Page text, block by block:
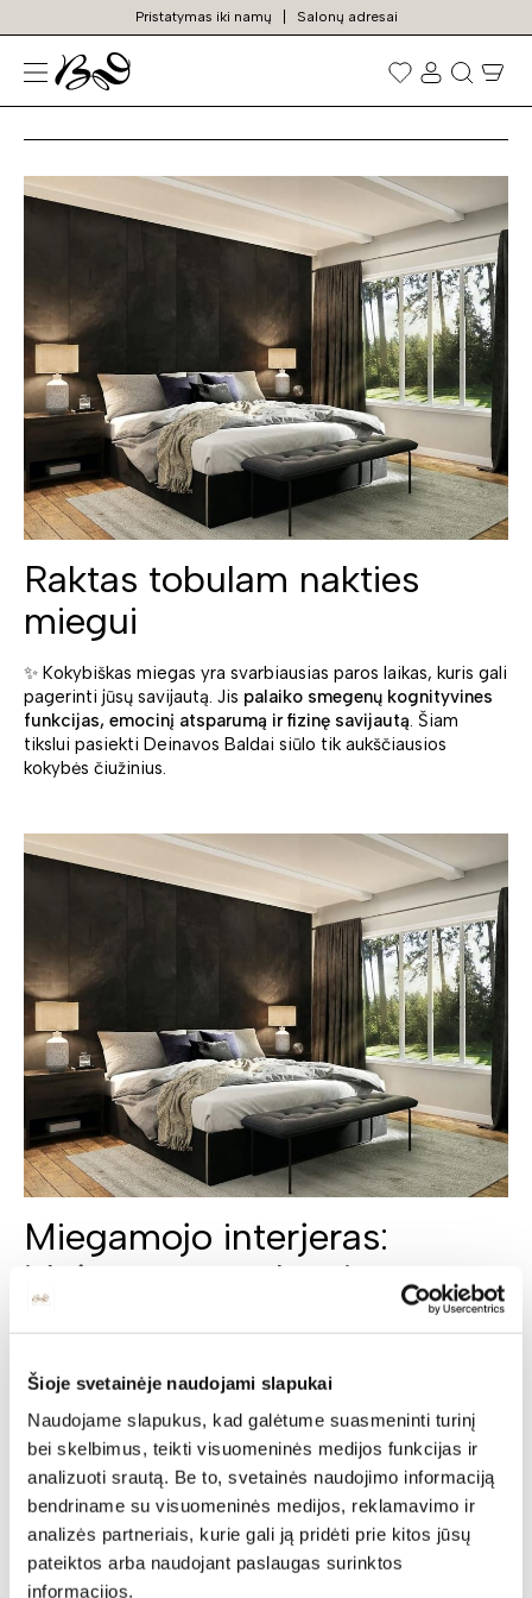
Šioje svetainėje naudojami slapukai
Naudojame slapukus, kad galėtume suasmeninti turinį
bei skelbimus, teikti visuomeninės medijos funkcijas ir
analizuoti srautą. Be to, svetainės naudojimo informaciją
bendriname su visuomeninės medijos, reklamavimo ir
analizės partneriais, kurie gali ją pridėti prie kitos jūsų
pateiktos arba naudojant paslaugas surinktos
informacijos.
Pristatymas iki namų Salonų adresai
Prekių
paieška
Straipsniai
Raktas tobulam nakties
miegui
✨ Kokybiškas miegas yra svarbiausias paros laikas, kuris gali
pagerinti jūsų savijautą. Jis palaiko smegenų kognityvines
funkcijas, emocinį atsparumą ir fizinę savijautą. Šiam
tikslui pasiekti Deinavos Baldai siūlo tik aukščiausios
kokybės čiužinius.
Miegamojo interjeras:
idėjos, nuotraukos ir
ekspertų patarimai
Nesunku paskaičiuoti, kad apytiksliai miegodami
praleidžiame trečdalį savo gyvenimo. Trečdalį! Tai tikrai
didelė dalis, tad pagrįstai galime teigti, jog miegamasis yra
viena iš svarbiausių erdvių mūsų namuose. Čia turime
atsipalaiduoti, nusiteikti kokybiškam miegui. Tai mūsų
asmeninė zona, skirta tik šeimos nariams, alsuojanti
jaukumu, asmeniškumu. Natūralu, jog savo miegamojo erdvę
kuriame pagal asmeninį skonį, o jis tikrai daugelio yra labai
skirtingas. Tad bendrų taisyklių, koks turi būti miegamojo
interjeras nėra ir negali būti. Tačiau yra nemažai praktiškų